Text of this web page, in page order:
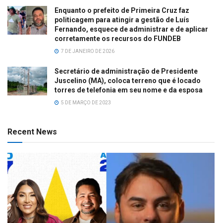
Enquanto o prefeito de Primeira Cruz faz
politicagem para atingir a gestão de Luís
Fernando, esquece de administrar e de aplicar
corretamente os recursos do FUNDEB
7 DE JANEIRO DE 2026
Secretário de administração de Presidente
Juscelino (MA), coloca terreno que é locado
torres de telefonia em seu nome e da esposa
5 DE MARÇO DE 2023
Recent News